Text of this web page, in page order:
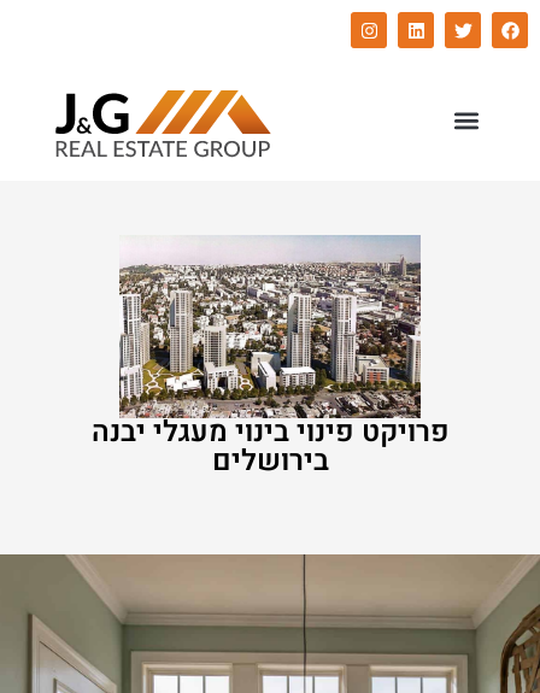
פרויקט פינוי בינוי מעגלי יבנה
בירושלים